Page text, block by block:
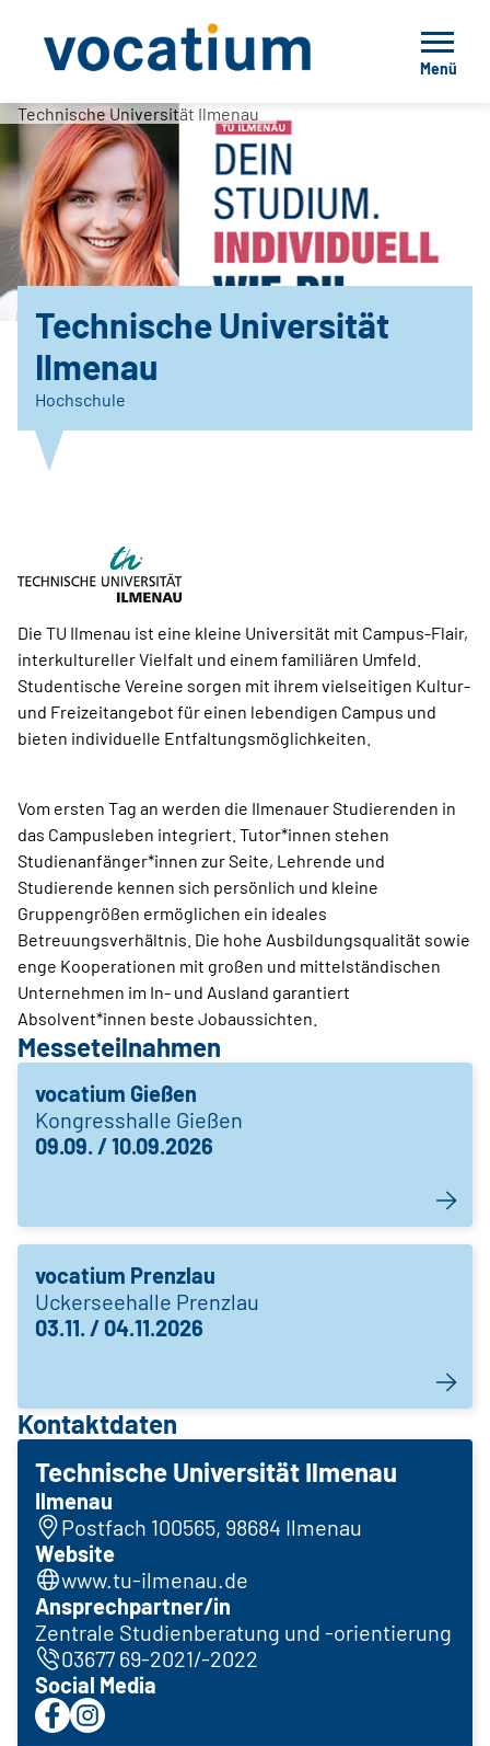
Menü
Technische Universität Ilmenau
Technische Universität
Ilmenau
Hochschule
Die TU Ilmenau ist eine kleine Universität mit Campus-Flair,
interkultureller Vielfalt und einem familiären Umfeld.
Studentische Vereine sorgen mit ihrem vielseitigen Kultur-
und Freizeitangebot für einen lebendigen Campus und
bieten individuelle Entfaltungsmöglichkeiten.
Vom ersten Tag an werden die Ilmenauer Studierenden in
das Campusleben integriert. Tutor*innen stehen
Studienanfänger*innen zur Seite, Lehrende und
Studierende kennen sich persönlich und kleine
Gruppengrößen ermöglichen ein ideales
Betreuungsverhältnis. Die hohe Ausbildungsqualität sowie
enge Kooperationen mit großen und mittelständischen
Unternehmen im In- und Ausland garantiert
Absolvent*innen beste Jobaussichten.
Messeteilnahmen
vocatium Gießen
Kongresshalle Gießen
09.09. / 10.09.2026
vocatium Prenzlau
Uckerseehalle Prenzlau
03.11. / 04.11.2026
Kontaktdaten
Technische Universität Ilmenau
Ilmenau
Postfach 100565, 98684 Ilmenau
Website
www.tu-ilmenau.de
Ansprechpartner/in
Zentrale Studienberatung und -orientierung
03677 69-2021/-2022
Social Media